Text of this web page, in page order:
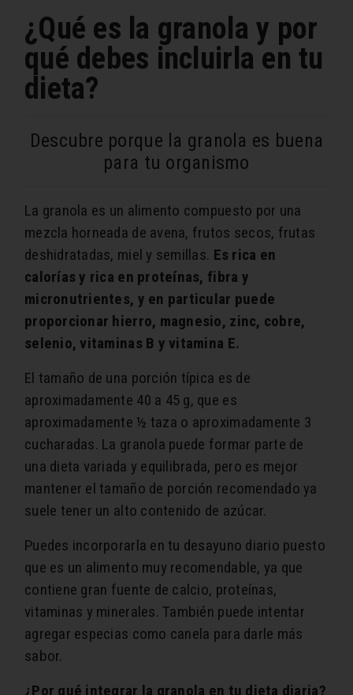
¿Qué es la granola y por
qué debes incluirla en tu
dieta?
Descubre porque la granola es buena
para tu organismo
La granola es un alimento compuesto por una
mezcla horneada de avena, frutos secos, frutas
deshidratadas, miel y semillas. Es rica en
calorías y rica en proteínas, fibra y
micronutrientes, y en particular puede
proporcionar hierro, magnesio, zinc, cobre,
selenio, vitaminas B y vitamina E.
El tamaño de una porción típica es de
aproximadamente 40 a 45 g, que es
aproximadamente ½ taza o aproximadamente 3
cucharadas. La granola puede formar parte de
una dieta variada y equilibrada, pero es mejor
mantener el tamaño de porción recomendado ya
suele tener un alto contenido de azúcar.
Puedes incorporarla en tu desayuno diario puesto
que es un alimento muy recomendable, ya que
contiene gran fuente de calcio, proteínas,
vitaminas y minerales. También puede intentar
agregar especias como canela para darle más
sabor.
¿Por qué integrar la granola en tu dieta diaria?